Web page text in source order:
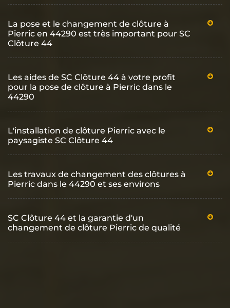
La pose et le changement de clôture à
Pierric en 44290 est très important pour SC
Clôture 44
Les aides de SC Clôture 44 à votre profit
pour la pose de clôture à Pierric dans le
44290
L'installation de clôture Pierric avec le
paysagiste SC Clôture 44
Les travaux de changement des clôtures à
Pierric dans le 44290 et ses environs
SC Clôture 44 et la garantie d'un
changement de clôture Pierric de qualité